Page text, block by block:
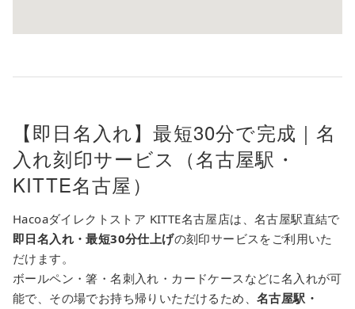
【即日名入れ】最短30分で完成｜名
入れ刻印サービス（名古屋駅・
KITTE名古屋）
Hacoaダイレクトストア KITTE名古屋店は、名古屋駅直結で
即日名入れ・最短30分仕上げの刻印サービスをご利用いた
だけます。
ボールペン・箸・名刺入れ・カードケースなどに名入れが可
能で、その場でお持ち帰りいただけるため、 名古屋駅・